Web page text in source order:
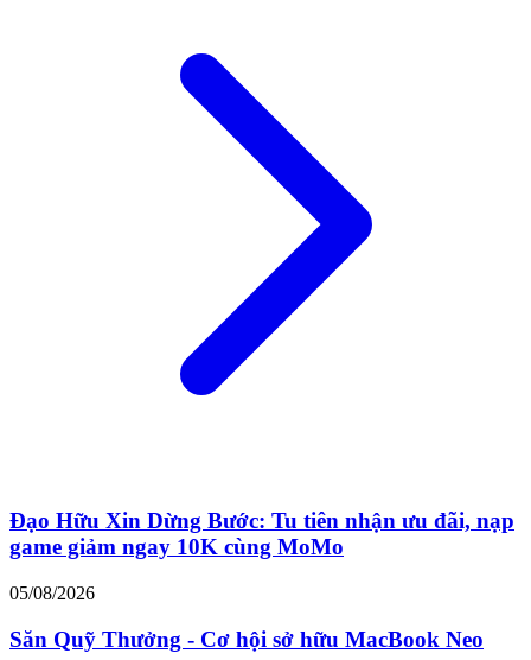
Đạo Hữu Xin Dừng Bước: Tu tiên nhận ưu đãi, nạp
game giảm ngay 10K cùng MoMo
05/08/2026
Săn Quỹ Thưởng - Cơ hội sở hữu MacBook Neo